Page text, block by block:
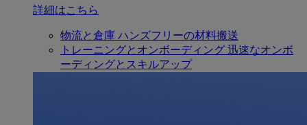
詳細はこちら
物流と倉庫 ハンズフリーの材料搬送
トレーニングとオンボーディング 迅速なオンボ
ーディングとスキルアップ